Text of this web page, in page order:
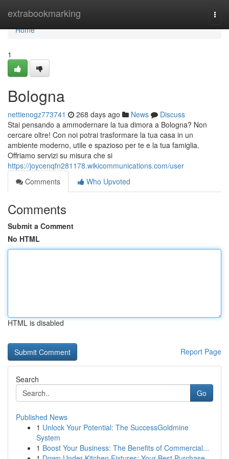
extrabookmarking
Home
Home
1
Bologna
nettienogz773741 268 days ago News
Discuss
Stai pensando a ammodernare la tua dimora a Bologna? Non
cercare oltre! Con noi potrai trasformare la tua casa in un
ambiente moderno, utile e spazioso per te e la tua famiglia.
Offriamo servizi su misura che si
https://joycenqfn281178.wikicommunications.com/user
Comments
Who Upvoted
Comments
Submit a Comment
No HTML
HTML is disabled
Report Page
Search
Go
Published News
1 Unlock Your Potential: The SuccessGoldmine
System
1 Boost Your Business: The Benefits of Commercial...